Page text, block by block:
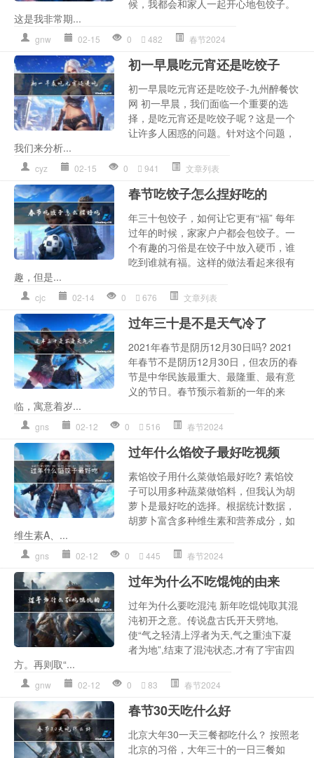
候，我都会和家人一起开心地包饺子。
这是我非常期...
gnw 02-15 0 482 春节2024
初一早晨吃元宵还是吃饺子
初一早晨吃元宵还是吃饺子-九州醉餐饮
网 初一早晨，我们面临一个重要的选
择，是吃元宵还是吃饺子呢？这是一个
让许多人困惑的问题。针对这个问题，
我们来分析...
cyz 02-15 0 941 文章列表
春节吃饺子怎么捏好吃的
年三十包饺子，如何让它更有“福” 每年
过年的时候，家家户户都会包饺子。一
个有趣的习俗是在饺子中放入硬币，谁
吃到谁就有福。这样的做法看起来很有
趣，但是...
cjc 02-14 0 676 文章列表
过年三十是不是天气冷了
2021年春节是阴历12月30日吗? 2021
年春节不是阴历12月30日，但农历的春
节是中华民族最重大、最隆重、最有意
义的节日。春节预示着新的一年的来
临，寓意着岁...
gns 02-12 0 516 春节2024
过年什么馅饺子最好吃视频
素馅饺子用什么菜做馅最好吃? 素馅饺
子可以用多种蔬菜做馅料，但我认为胡
萝卜是最好吃的选择。根据统计数据，
胡萝卜富含多种维生素和营养成分，如
维生素A、...
gns 02-12 0 445 春节2024
过年为什么不吃馄饨的由来
过年为什么要吃混沌 新年吃馄饨取其混
沌初开之意。传说盘古氏开天劈地,
使“气之轻清上浮者为天,气之重浊下凝
者为地”,结束了混沌状态,才有了宇宙四
方。再则取“...
gnw 02-12 0 83 春节2024
春节30天吃什么好
北京大年30一天三餐都吃什么？ 按照老
北京的习俗，大年三十的一日三餐如